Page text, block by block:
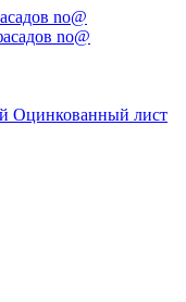
no@
no@
Оцинкованный лист